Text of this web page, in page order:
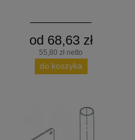
od 68,63 zł
55,80 zł netto
do koszyka